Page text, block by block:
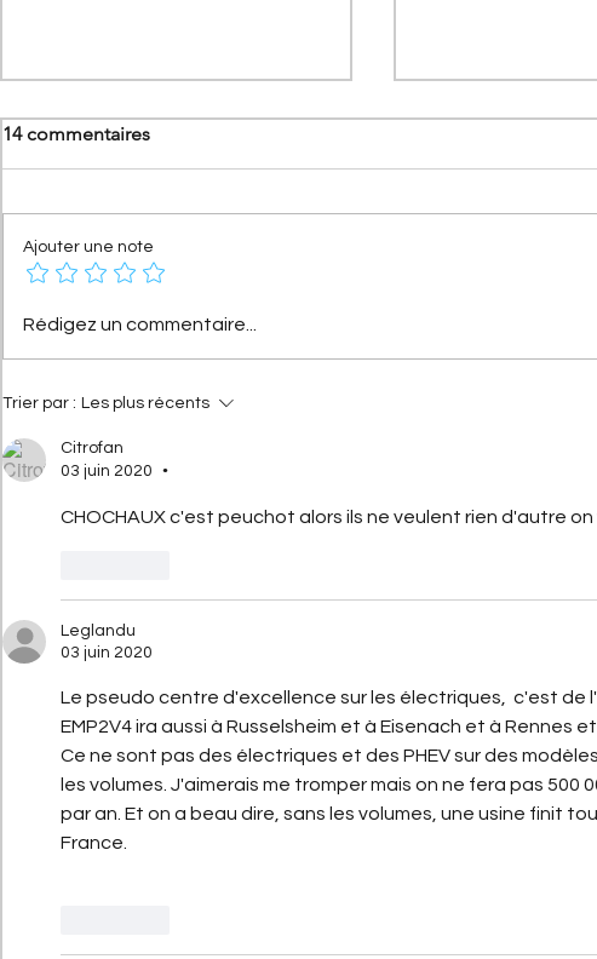
[A portée de phares]
Nouvelle Citroën 2CV (2028) :
l'icône
14 commentaires
Ajouter une note
Rédigez un commentaire...
Trier par : Les plus récents
Citrofan
03 juin 2020
•
CHOCHAUX c'est peuchot alors ils ne veulent rien d'autre
Leglandu
03 juin 2020
Le pseudo centre d'excellence sur les électriques,  c'est de
EMP2V4 ira aussi à Russelsheim et à Eisenach et à Rennes
Ce ne sont pas des électriques et des PHEV sur des
les volumes. J'aimerais me tromper mais on ne fera pas 500
par an. Et on a beau dire, sans les volumes, une usine finit
France.